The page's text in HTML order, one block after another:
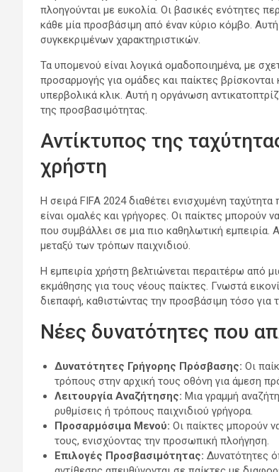
πλοηγούνται με ευκολία. Οι βασικές ενότητες
κάθε μία προσβάσιμη από έναν κύριο κόμβο.
συγκεκριμένων χαρακτηριστικών.
Τα υπομενού είναι λογικά ομαδοποιημένα, με
προσαρμογής για ομάδες και παίκτες
υπερβολικά κλικ. Αυτή η οργάνωση
της προσβασιμότητας.
Αντίκτυπος της
χρήστη
Η σειρά FIFA 2024 διαθέτει ενισχυμένη
είναι ομαλές και γρήγορες. Οι παίκτες μπορούν
που συμβάλλει σε μια πιο καθηλωτική εμπειρία.
μεταξύ των τρόπων παιχνιδιού.
Η εμπειρία χρήστη βελτιώνεται περαιτέρω από
εκμάθησης για τους νέους παίκτες. Γνωστά
διεπαφή, καθιστώντας την προσβάσιμη τόσο για
Νέες δυνατότητες που
Δυνατότητες Γρήγορης Πρόσβασης: Οι
τρόπους στην αρχική τους οθόνη για άμεση
Λειτουργία Αναζήτησης: Μια γραμμή
ρυθμίσεις ή τρόπους παιχνιδιού γρήγορα.
Προσαρμόσιμα Μενού: Οι παίκτες μπορούν
τους, ενισχύοντας την προσωπική πλοήγηση.
Επιλογές Προσβασιμότητας: Δυνατότητες